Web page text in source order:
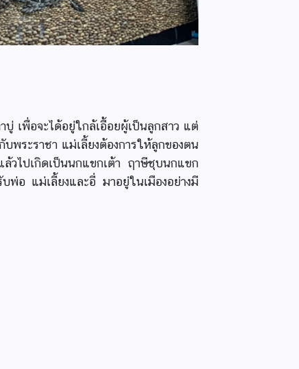
เพื่อจะได้อยู่ใกล้เอื้อยผู้เป็นลูกสาว แต่
พระราชา แม่เลี้ยงต้องการให้ลูกของตน
ล้วไปเกิดเป็นนกแขกเต้า ฤาษีชุบนกแขก
พ่อ แม่เลี้ยงและอี่ มาอยู่ในเมืองอย่างมี